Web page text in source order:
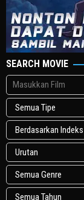
SEARCH MOVIE